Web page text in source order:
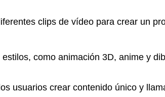
clips de vídeo para crear un
como animación 3D, anime y
usuarios crear contenido único y